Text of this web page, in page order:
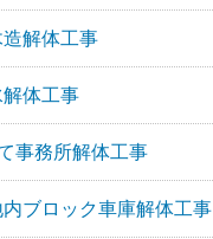
解体工事
体工事
事務所解体工事
ブロック車庫解体工事